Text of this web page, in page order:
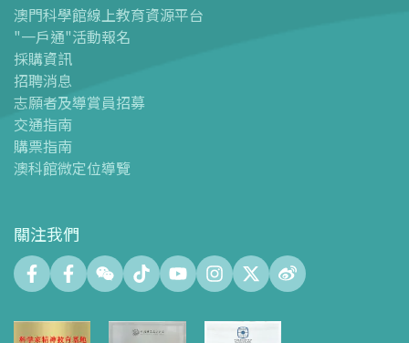
- 導覽圖
- 澳科館微定位導覽
場館設施
- 科學館兒童世界
- 展覽中心
- 天文館
- 會議中心
數字化製造實驗室 (FABLAB)
創客空間 (Maker Space)
- 智學園地
澳門科學館線上教育資源平台
"一戶通"活動報名
採購資訊
招聘消息
志願者及導賞員招募
交通指南
購票指南
澳科館微定位導覽
關注我們